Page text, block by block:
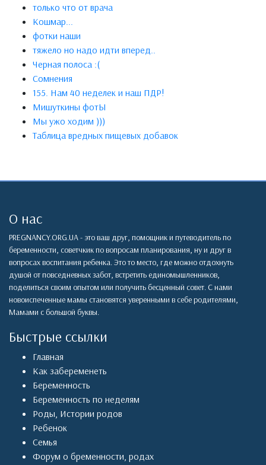
только что от врача
Кошмар...
фотки наши
тяжело но надо идти вперед..
Черная полоса :(
Сомнения
155. Нам 40 неделек и наш ПДР!
Мишуткины фотЫ
Мы ужо ходим )))
Таблица вредных пищевых добавок
О нас
PREGNANCY.ORG.UA - это ваш друг, помощник и путеводитель по
беременности, советчкик по вопросам планирования, ну и друг в
вопросах воспитания ребенка. Это то место, где можно отдохнуть
душой от повседневных забот, встретить единомышленников,
поделиться своим опытом или получить бесценный совет. С нами
новоиспеченные мамы становятся уверенными в себе родителями,
Мамами с большой буквы.
Быстрые ссылки
Главная
Как забеременеть
Беременность
Беременность по неделям
Роды, Истории родов
Ребенок
Семья
Форум о бременности, родах